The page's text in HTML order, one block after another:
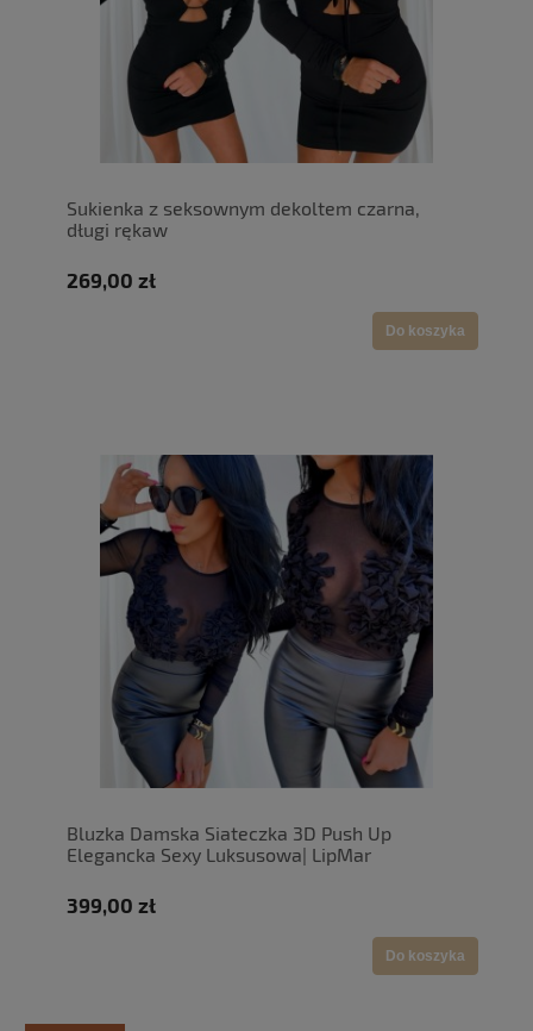
Sukienka z seksownym dekoltem czarna,
długi rękaw
269,00 zł
Do koszyka
Bluzka Damska Siateczka 3D Push Up
Elegancka Sexy Luksusowa| LipMar
399,00 zł
Do koszyka